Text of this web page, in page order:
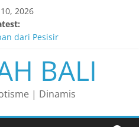
2026
dari Pesisir
Tantangan, dan Membangun
Masa Depan
yang Dicintai Banyak Orang
BALI
| Dinamis